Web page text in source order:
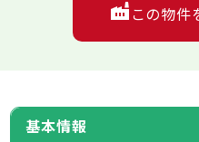
基本情報
この物件